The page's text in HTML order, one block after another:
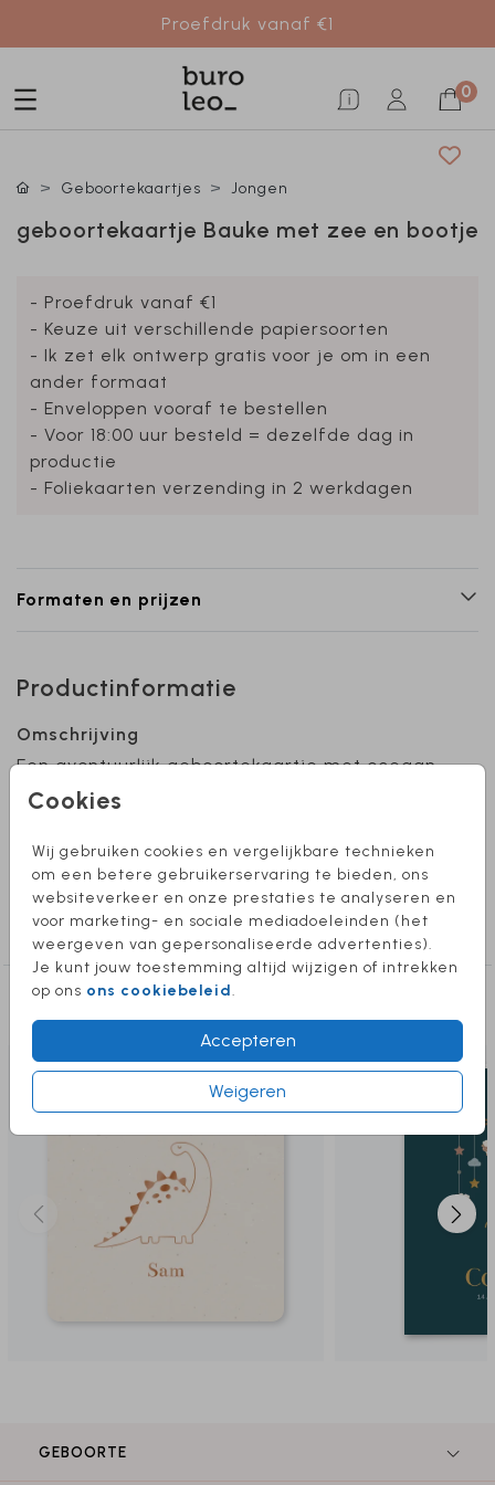
Proefdruk vanaf €1
0
Cookies
Wij gebruiken cookies en vergelijkbare technieken
om een betere gebruikerservaring te bieden, ons
websiteverkeer en onze prestaties te analyseren en
voor marketing- en sociale mediadoeleinden (het
weergeven van gepersonaliseerde advertenties).
Je kunt jouw toestemming altijd wijzigen of intrekken
op ons ons cookiebeleid.
Accepteren
Weigeren
Geboortekaartjes Jongen
geboortekaartje Bauke met zee en bootje
- Proefdruk vanaf €1
- Keuze uit verschillende papiersoorten
- Ik zet elk ontwerp gratis voor je om in een
ander formaat
- Enveloppen vooraf te bestellen
- Voor 18:00 uur besteld = dezelfde dag in
productie
- Foliekaarten verzending in 2 werkdagen
Formaten en prijzen
Productinformatie
Omschrijving
Een avontuurlijk geboortekaartje met oceaan
en bootje. Heb je hulp nodig bij het ontwerpen
Stuur een berichtje, we helpen je graag!
Collectie
Jongen
Deze producten vind je misschien ook
leuk
GEBOORTE